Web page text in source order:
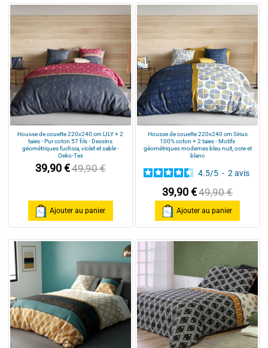
Housse de couette 220x240 cm LILY + 2
taies - Pur coton 57 fils - Dessins
géométriques fuchsia, violet et sable -
Oeko-Tex
39,90 €49,90 €
Ajouter au panier
Housse de couette 220x240 cm Sirius
100% coton + 2 taies - Motifs
géométriques modernes bleu nuit, ocre et
blanc
4.5/5 - 2avis
39,90 €49,90 €
Ajouter au panier